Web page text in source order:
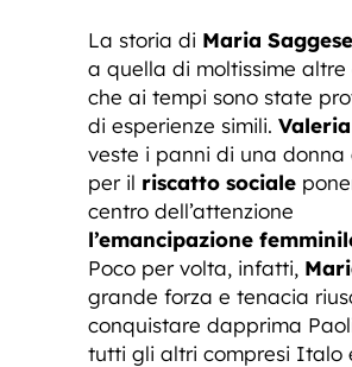
La storia di Maria Saggese
a quella di moltissime altre
che ai tempi sono state
di esperienze simili.
veste i panni di una donna
per il riscatto sociale
centro dell’attenzione
l’emancipazione
Poco per volta, infatti,
grande forza e tenacia
conquistare dapprima
tutti gli altri compresi Italo